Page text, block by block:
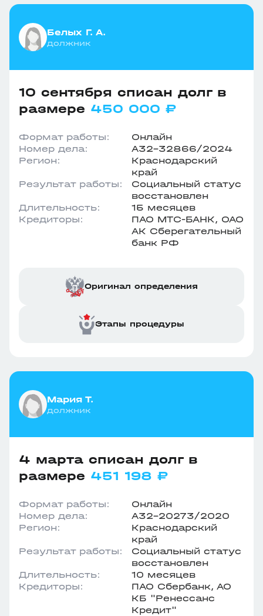
Белых Г. А.
должник
10 сентября списан долг в
размере 450 000 ₽
Формат работы:
Онлайн
Номер дела:
А32-32866/2024
Регион:
Краснодарский
край
Результат работы:
Социальный статус
восстановлен
Длительность:
15 месяцев
Кредиторы:
ПАО МТС-БАНК, ОАО
АК Сберегательный
банк РФ
Оригинал определения
Этапы процедуры
Мария Т.
должник
4 марта списан долг в
размере 451 198 ₽
Формат работы:
Онлайн
Номер дела:
А32-20273/2020
Регион:
Краснодарский
край
Результат работы:
Социальный статус
восстановлен
Длительность:
10 месяцев
Кредиторы:
ПАО Сбербанк, АО
КБ "Ренессанс
Кредит"